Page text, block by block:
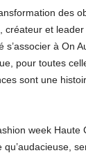
des
créateur et leader
s’associer à On
pour toutes
sont une
week Haute